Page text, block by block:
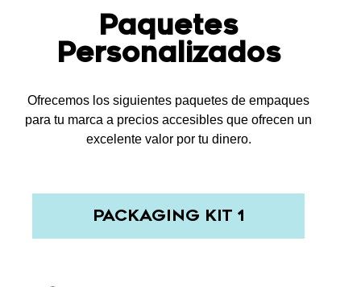
Paquetes
Personalizados
Ofrecemos los siguientes paquetes de empaques
para tu marca a precios accesibles que ofrecen un
excelente valor por tu dinero.
PACKAGING KIT 1